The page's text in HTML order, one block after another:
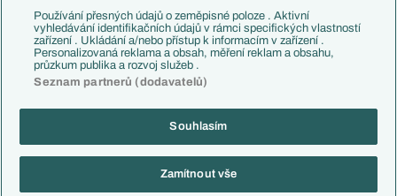
Juventus FC
Bayern Mnichov
FC Barcelona
Real Madrid
Copyright © 2001-2026 EuroFotbal.cz. Využíváme zpravodajství ČTK.
Informace o zpracování osobních údajů
Používání přesných údajů o zeměpisné poloze . Aktivní
vyhledávání identifikačních údajů v rámci specifických vlastností
zařízení . Ukládání a/nebo přístup k informacím v zařízení .
Personalizovaná reklama a obsah, měření reklam a obsahu,
průzkum publika a rozvoj služeb .
Seznam partnerů (dodavatelů)
Souhlasím
Zamítnout vše